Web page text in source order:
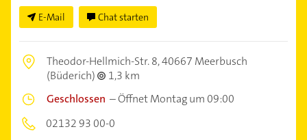
E-Mail Chat starten
Theodor-Hellmich-Str. 8,40667 Meerbusch
(Büderich)
1,3 km
Geschlossen –Öffnet Montag um 09:00
02132 93 00-0